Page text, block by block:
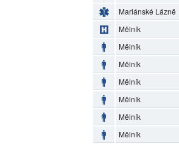
Mariánské Lázně
Mělník
Mělník
Mělník
Mělník
Mělník
Mělník
Mělník